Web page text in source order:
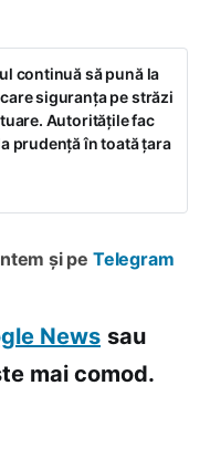
continuă să pună la
siguranța pe străzi
Autoritățile fac
prudență în toată țara
și pe Telegram
News sau
mai comod.